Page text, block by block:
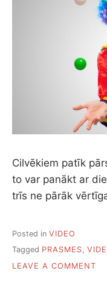
Cilvēkiem patīk
to var panākt ar
trīs ne pārāk
Posted in VIDEO
Tagged PRASMES,
LEAVE A COMMENT